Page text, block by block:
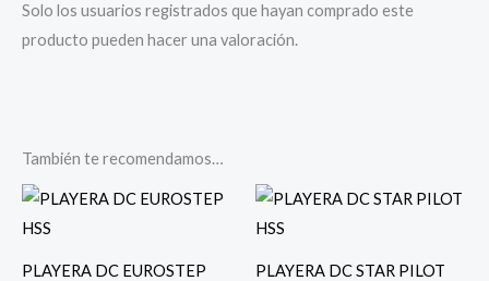
Solo los usuarios registrados que hayan comprado este
producto pueden hacer una valoración.
También te recomendamos…
PLAYERA DC EUROSTEP
PLAYERA DC STAR PILOT